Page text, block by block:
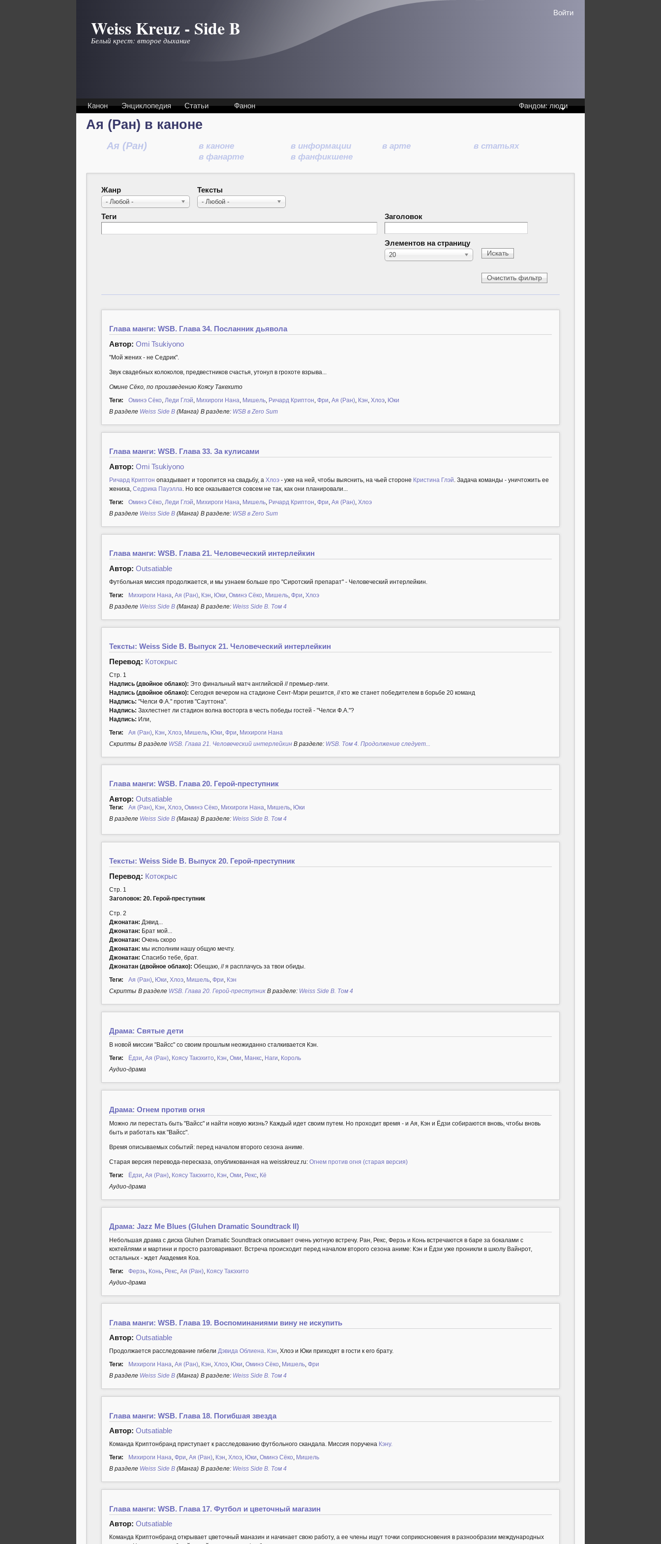
Weiss Kreuz - Side B
Белый крест: второе дыхание
Войти
Канон Энциклопедия Статьи Фанон Фандом: люди
Ая (Ран) в каноне
Ая (Ран) в каноне в информации в арте
в статьях
в фанарте
в фанфикшене
Жанр
- Любой -
Тексты
- Любой -
Теги Заголовок
Элементов на страницу
20
Глава манги: WSB. Глава 34. Посланник дьявола
Автор: Omi Tsukiyono
"Мой жених - не Седрик".
Звук свадебных колоколов, предвестников счастья, утонул в грохоте взрыва...
Омине Сёко, по произведению Коясу Такехито
Теги:
Оминэ Сёко Леди Глэй Михироги Нана Мишель, Ричард Криптон Фри Ая (Ран), Кэн Хлоэ, Юки
В разделе Weiss Side B (Манга) В разделе: WSB в Zero Sum
Глава манги: WSB. Глава 33. За кулисами
Автор: Omi Tsukiyono
Ричард Криптон опаздывает и торопится на свадьбу, а Хлоэ- уже на ней, чтобы выяснить, на чьей стороне Кристина Глэй . Задача команды - уничтожить ее
жениха, Седрика Пауэлла . Но все оказывается совсем не так, как они планировали...
Теги:
Оминэ Сёко Леди Глэй Михироги Нана Мишель, Ричард Криптон Фри Ая (Ран), Хлоэ
В разделе Weiss Side B (Манга) В разделе: WSB в Zero Sum
Глава манги: WSB. Глава 21. Человеческий интерлейкин
Автор: Outsatiable
Футбольная миссия продолжается, и мы узнаем больше про "Сиротский препарат" - Человеческий интерлейкин.
Теги:
Михироги Нана Ая (Ран), Кэн Юки Оминэ Сёко Мишель, Фри Хлоэ
В разделе Weiss Side B (Манга) В разделе: Weiss Side B. Том 4
Тексты: Weiss Side B. Выпуск 21. Человеческий интерлейкин
Перевод: Котокрыс
Стр. 1
Надпись (двойное облако): Это финальный матч английской // премьер-лиги.
Надпись (двойное облако): Сегодня вечером на стадионе Сент-Мэри решится, // кто же станет победителем в борьбе 20 команд
Надпись: "Челси Ф.А." против "Сауттона".
Надпись: Захлестнет ли стадион волна восторга в честь победы гостей - "Челси Ф.А."?
Надпись: Или,
Теги:
Ая (Ран), Кэн Хлоэ, Мишель, Юки Фри Михироги Нана
Cкрипты В разделе WSB. Глава 21. Человеческий интерлейкин В разделе: WSB. Том 4. Продолжение следует...
Глава манги: WSB. Глава 20. Герой-преступник
Автор: Outsatiable
Теги: Ая (Ран), Кэн Хлоэ, Оминэ Сёко Михироги Нана Мишель, Юки
В разделе Weiss Side B (Манга) В разделе: Weiss Side B. Том 4
Тексты: Weiss Side B. Выпуск 20. Герой-преступник
Перевод: Котокрыс
Стр. 1
Заголовок: 20. Герой-преступник
Стр. 2
Джонатан: Дэвид...
Джонатан: Брат мой...
Джонатан: Очень скоро
Джонатан: мы исполним нашу общую мечту.
Джонатан: Спасибо тебе, брат.
Джонатан (двойное облако): Обещаю, // я расплачусь за твои обиды.
Теги:
Ая (Ран), Юки Хлоэ, Мишель, Фри Кэн
Cкрипты В разделе WSB. Глава 20. Герой-преступник В разделе: Weiss Side B. Том 4
Драма: Святые дети
В новой миссии "Вайсс" со своим прошлым неожиданно сталкивается Кэн.
Теги:
Ёдзи, Ая (Ран), Коясу Такэхито, Кэн, Оми, Манкс, Наги, Король
Аудио-драма
Драма: Огнем против огня
Можно ли перестать быть "Вайсс" и найти новую жизнь? Каждый идет своим путем. Но проходит время - и Ая, Кэн и Ёдзи собираются вновь, чтобы вновь
быть и работать как "Вайсс".
Время описываемых событий: перед началом второго сезона аниме.
Старая версия перевода-пересказа, опубликованная на weisskreuz.ru: Огнем против огня (старая версия)
Теги:
Ёдзи Ая (Ран), Коясу Такэхито Кэн Оми Рекс, Кё
Аудио-драма
Драма: Jazz Me Blues (Gluhen Dramatic Soundtrack II)
Небольшая драма с диска Gluhen Dramatic Soundtrack описывает очень уютную встречу. Ран, Рекс, Ферзь и Конь встречаются в баре за бокалами с
коктейлями и мартини и просто разговаривают. Встреча происходит перед началом второго сезона аниме: Кэн и Ёдзи уже проникли в школу Вайнрот,
остальных - ждет Академия Коа.
Теги:
Ферзь, Конь, Рекс, Ая (Ран), Коясу Такэхито
Аудио-драма
Глава манги: WSB. Глава 19. Воспоминаниями вину не искупить
Автор: Outsatiable
Продолжается расследование гибели Дэвида Облиена. Кэн, Хлоэ и Юки приходят в гости к его брату.
Теги:
Михироги Нана, Ая (Ран), Кэн, Хлоэ, Юки, Оминэ Сёко, Мишель, Фри
В разделе Weiss Side B (Манга) В разделе: Weiss Side B. Том 4
Глава манги: WSB. Глава 18. Погибшая звезда
Автор: Outsatiable
Команда Криптонбранд приступает к расследованию футбольного скандала. Миссия поручена Кэну.
Теги:
Михироги Нана, Фри, Ая (Ран), Кэн, Хлоэ, Юки, Оминэ Сёко, Мишель
В разделе Weiss Side B (Манга) В разделе: Weiss Side B. Том 4
Глава манги: WSB. Глава 17. Футбол и цветочный магазин
Автор: Outsatiable
Команда Криптонбранд открывает цветочный маназин и начинает свою работу, а ее члены ищут точки соприкосновения в разнообразии международных